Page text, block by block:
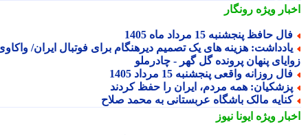
ویژهرونگار
حافظ پنجشنبه 15 مرداد ماه 1405
هزینه های یک تصمیم دیرهنگام برای فوتبال ایران/ واکاوی
پنهان پرونده گل گهر - چادرملو
روزانه واقعی پنجشنبه 15 مرداد 1405
همه مردم، ایران را حفظ کردند
مالک باشگاه عربستانی به محمد صلاح
ویژهایونا نیوز